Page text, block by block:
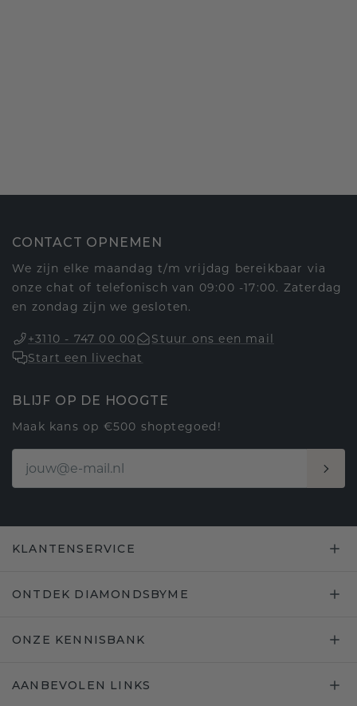
CONTACT OPNEMEN
We zijn elke maandag t/m vrijdag bereikbaar via
onze chat of telefonisch van 09:00 -17:00. Zaterdag
en zondag zijn we gesloten.
+3110 - 747 00 00
Stuur ons een mail
Start een livechat
BLIJF OP DE HOOGTE
Maak kans op €500 shoptegoed!
KLANTENSERVICE
ONTDEK DIAMONDSBYME
ONZE KENNISBANK
AANBEVOLEN LINKS